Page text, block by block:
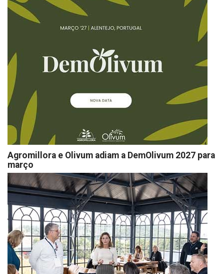
Agromillora e Olivum adiam a DemOlivum 2027 para
março